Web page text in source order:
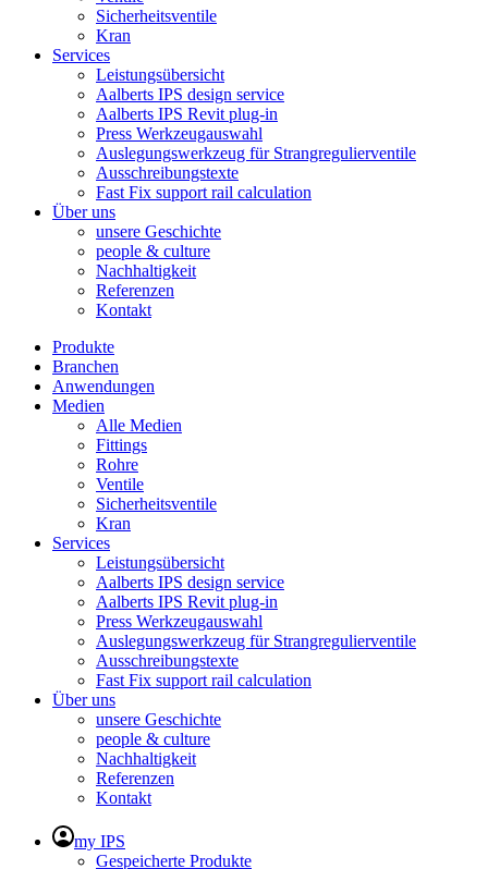
Sicherheitsventile
Kran
Services
Leistungsübersicht
Aalberts IPS design service
Aalberts IPS Revit plug-in
Press Werkzeugauswahl
Auslegungswerkzeug für Strangregulierventile
Ausschreibungstexte
Fast Fix support rail calculation
Über uns
unsere Geschichte
people & culture
Nachhaltigkeit
Referenzen
Kontakt
Produkte
Branchen
Anwendungen
Medien
Alle Medien
Fittings
Rohre
Ventile
Sicherheitsventile
Kran
Services
Leistungsübersicht
Aalberts IPS design service
Aalberts IPS Revit plug-in
Press Werkzeugauswahl
Auslegungswerkzeug für Strangregulierventile
Ausschreibungstexte
Fast Fix support rail calculation
Über uns
unsere Geschichte
people & culture
Nachhaltigkeit
Referenzen
Kontakt
my IPS
Gespeicherte Produkte